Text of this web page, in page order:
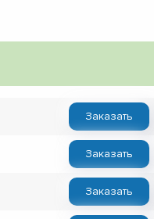
Заказать
Заказать
Заказать